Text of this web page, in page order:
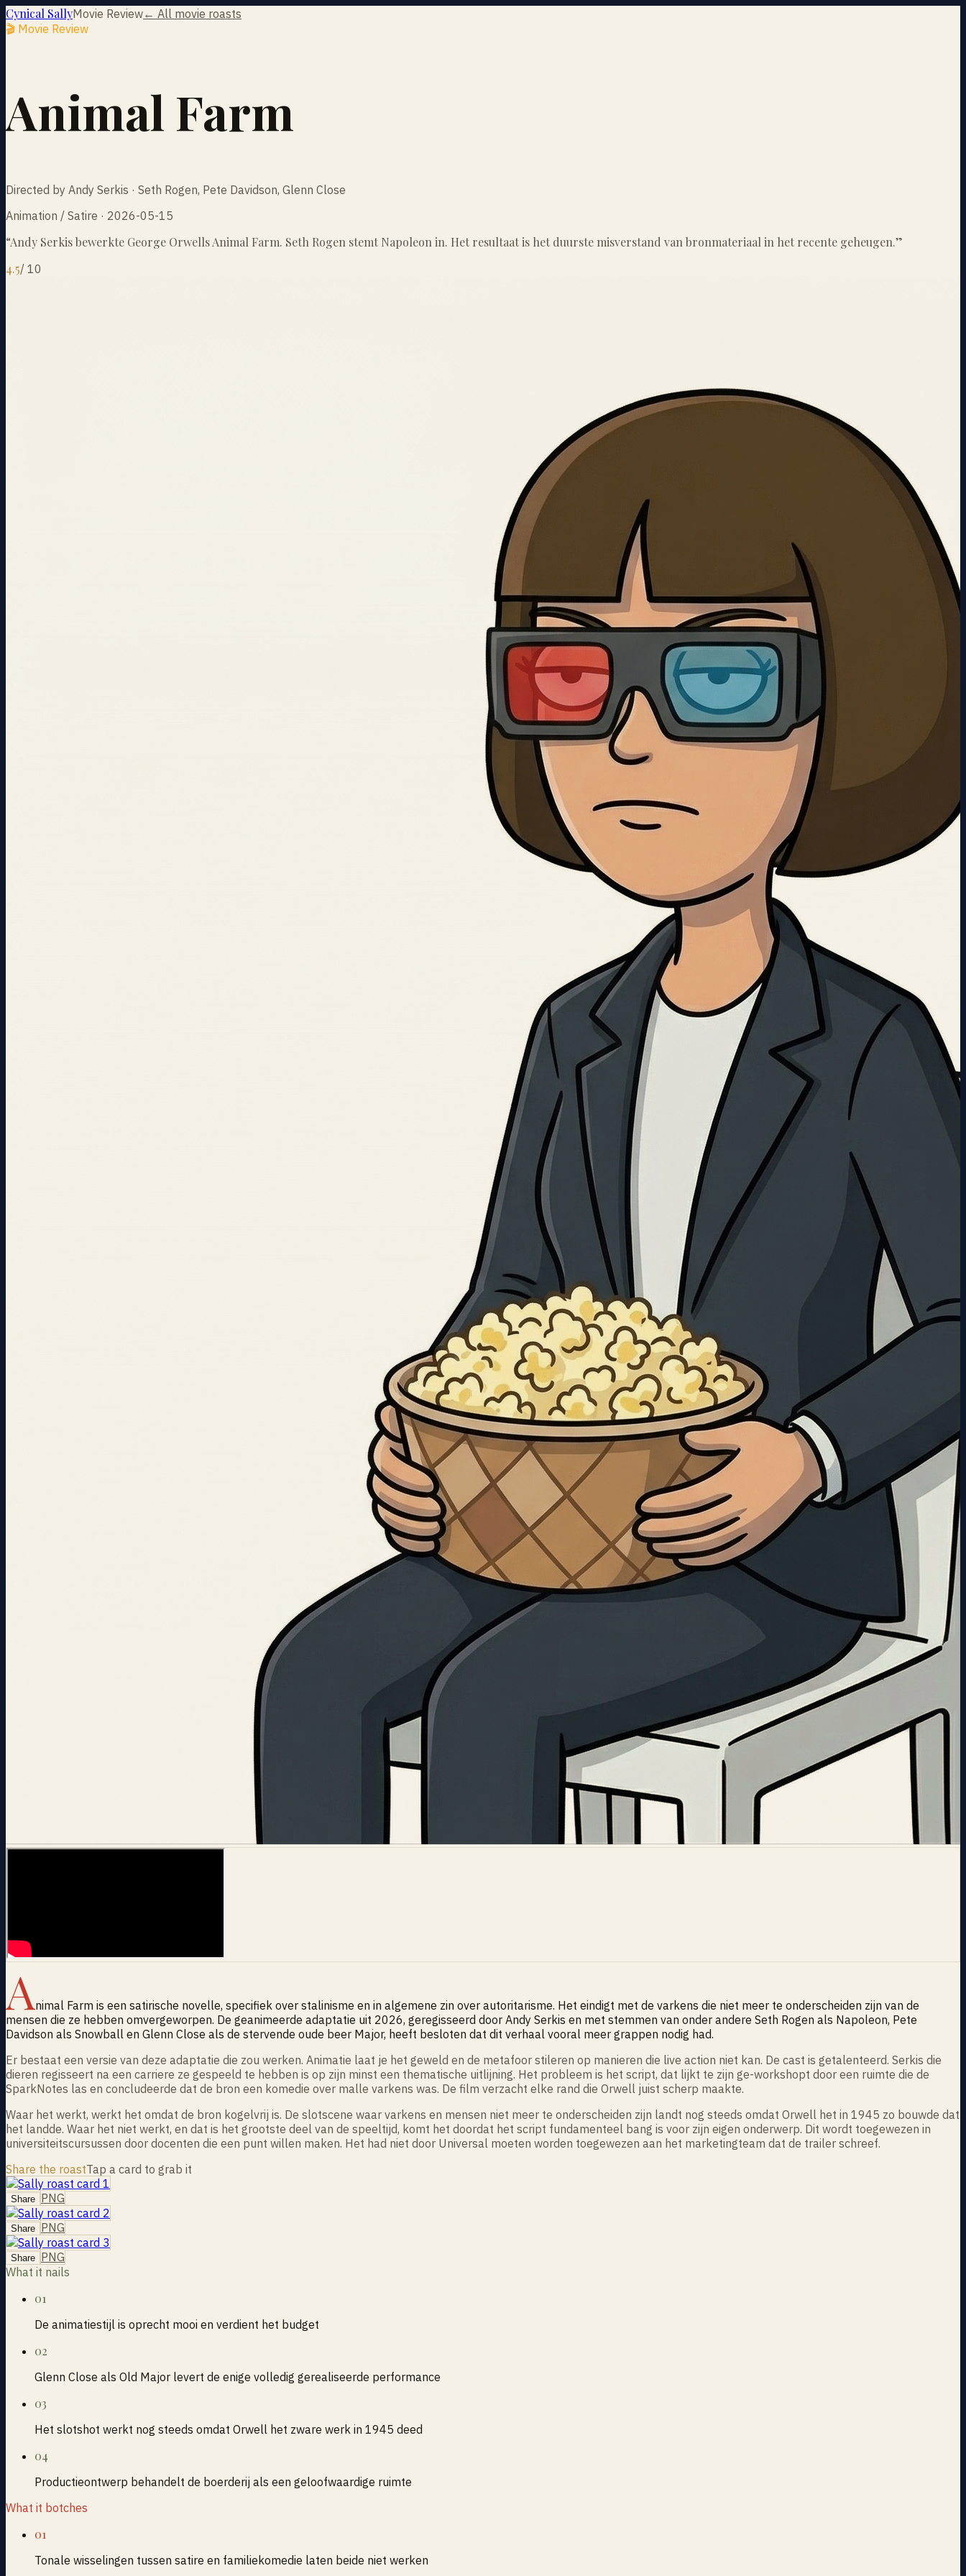
Cynical SallyMovie Review← All movie roasts
🎬 Movie Review
Animal Farm
Directed by Andy Serkis · Seth Rogen, Pete Davidson, Glenn Close
Animation / Satire · 2026-05-15
“Andy Serkis bewerkte George Orwells Animal Farm. Seth Rogen stemt Napoleon in. Het resultaat is het duurste misverstand van bronmateriaal in het recente geheugen.”
4.5/ 10
Animal Farm is een satirische novelle, specifiek over stalinisme en in algemene zin over autoritarisme. Het eindigt met de varkens die niet meer te onderscheiden zijn van de
mensen die ze hebben omvergeworpen. De geanimeerde adaptatie uit 2026, geregisseerd door Andy Serkis en met stemmen van onder andere Seth Rogen als Napoleon, Pete
Davidson als Snowball en Glenn Close als de stervende oude beer Major, heeft besloten dat dit verhaal vooral meer grappen nodig had.
Er bestaat een versie van deze adaptatie die zou werken. Animatie laat je het geweld en de metafoor stileren op manieren die live action niet kan. De cast is getalenteerd. Serkis die
dieren regisseert na een carriere ze gespeeld te hebben is op zijn minst een thematische uitlijning. Het probleem is het script, dat lijkt te zijn ge-workshopt door een ruimte die de
SparkNotes las en concludeerde dat de bron een komedie over malle varkens was. De film verzacht elke rand die Orwell juist scherp maakte.
Waar het werkt, werkt het omdat de bron kogelvrij is. De slotscene waar varkens en mensen niet meer te onderscheiden zijn landt nog steeds omdat Orwell het in 1945 zo bouwde dat
het landde. Waar het niet werkt, en dat is het grootste deel van de speeltijd, komt het doordat het script fundamenteel bang is voor zijn eigen onderwerp. Dit wordt toegewezen in
universiteitscursussen door docenten die een punt willen maken. Het had niet door Universal moeten worden toegewezen aan het marketingteam dat de trailer schreef.
Share the roastTap a card to grab it
Share PNG
Share PNG
Share PNG
What it nails
01
De animatiestijl is oprecht mooi en verdient het budget
02
Glenn Close als Old Major levert de enige volledig gerealiseerde performance
03
Het slotshot werkt nog steeds omdat Orwell het zware werk in 1945 deed
04
Productieontwerp behandelt de boerderij als een geloofwaardige ruimte
What it botches
01
Tonale wisselingen tussen satire en familiekomedie laten beide niet werken